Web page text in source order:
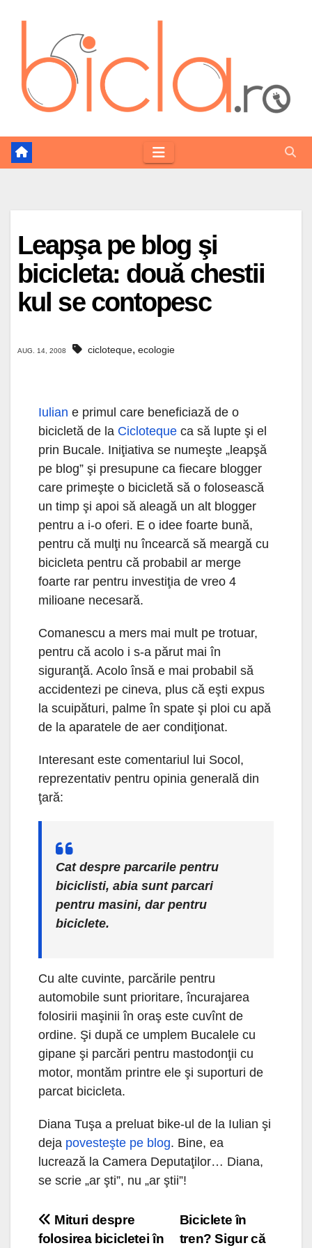
Leapşa pe blog şi
bicicleta: două chestii
kul se contopesc
AUG. 14, 2008 cicloteque, ecologie
Iulian e primul care beneficiază de o
bicicletă de la Cicloteque ca să lupte şi el
prin Bucale. Iniţiativa se numeşte „leapşă
pe blog” şi presupune ca fiecare blogger
care primeşte o bicicletă să o folosească
un timp şi apoi să aleagă un alt blogger
pentru a i-o oferi. E o idee foarte bună,
pentru că mulţi nu încearcă să meargă cu
bicicleta pentru că probabil ar merge
foarte rar pentru investiţia de vreo 4
milioane necesară.
Comanescu a mers mai mult pe trotuar,
pentru că acolo i s-a părut mai în
siguranţă. Acolo însă e mai probabil să
accidentezi pe cineva, plus că eşti expus
la scuipături, palme în spate şi ploi cu apă
de la aparatele de aer condiţionat.
Interesant este comentariul lui Socol,
reprezentativ pentru opinia generală din
ţară:
Cat despre parcarile pentru
biciclisti, abia sunt parcari
pentru masini, dar pentru
biciclete.
Cu alte cuvinte, parcările pentru
automobile sunt prioritare, încurajarea
folosirii maşinii în oraş este cuvînt de
ordine. Şi după ce umplem Bucalele cu
gipane şi parcări pentru mastodonţii cu
motor, montăm printre ele şi suporturi de
parcat bicicleta.
Diana Tuşa a preluat bike-ul de la Iulian şi
deja povesteşte pe blog. Bine, ea
lucrează la Camera Deputaţilor… Diana,
se scrie „ar şti”, nu „ar ştii”!
Navigare
Biciclete în
tren? Sigur că
Mituri despre
folosirea bicicletei în